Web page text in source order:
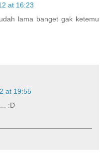
at 16:23
lama banget gak ketemu
at 19:55
:D